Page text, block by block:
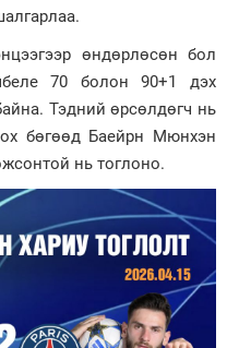
өндөрлөсөн бол
70 болон 90+1 дэх
Тэдний өрсөлдөгч нь
бөгөөд Баейрн Мюнхэн
нь тоглоно.